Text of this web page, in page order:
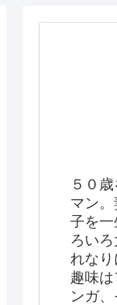
５０
マン
子を
ろい
れなり
趣味
ンガ